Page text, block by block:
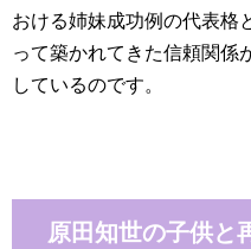
おける姉妹成功例の代表格
って築かれてきた信頼関係
しているのです。
原田知世の子供と